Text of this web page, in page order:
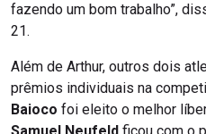
fazendo um bom trabalho”,
21.
Além de Arthur, outros dois
prêmios individuais na
Baioco foi eleito o melhor